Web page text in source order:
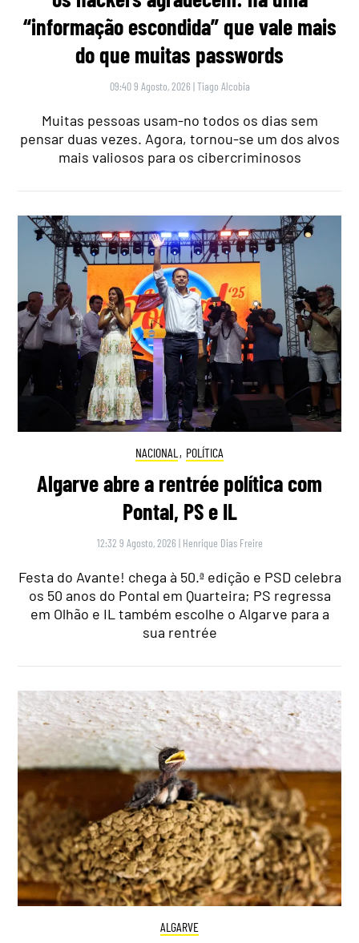
“informação escondida” que vale mais
do que muitas passwords
09:40 9 Agosto, 2026 |Tiago Alcobia
Muitas pessoas usam-no todos os dias sem
pensar duas vezes. Agora, tornou-se um dos alvos
mais valiosos para os cibercriminosos
NACIONAL , POLÍTICA
Algarve abre a rentrée política com
Pontal, PS e IL
12:32 9 Agosto, 2026 | Henrique Dias Freire
Festa do Avante! chega à 50.ª edição e PSD celebra
os 50 anos do Pontal em Quarteira; PS regressa
em Olhão e IL também escolhe o Algarve para a
sua rentrée
ALGARVE